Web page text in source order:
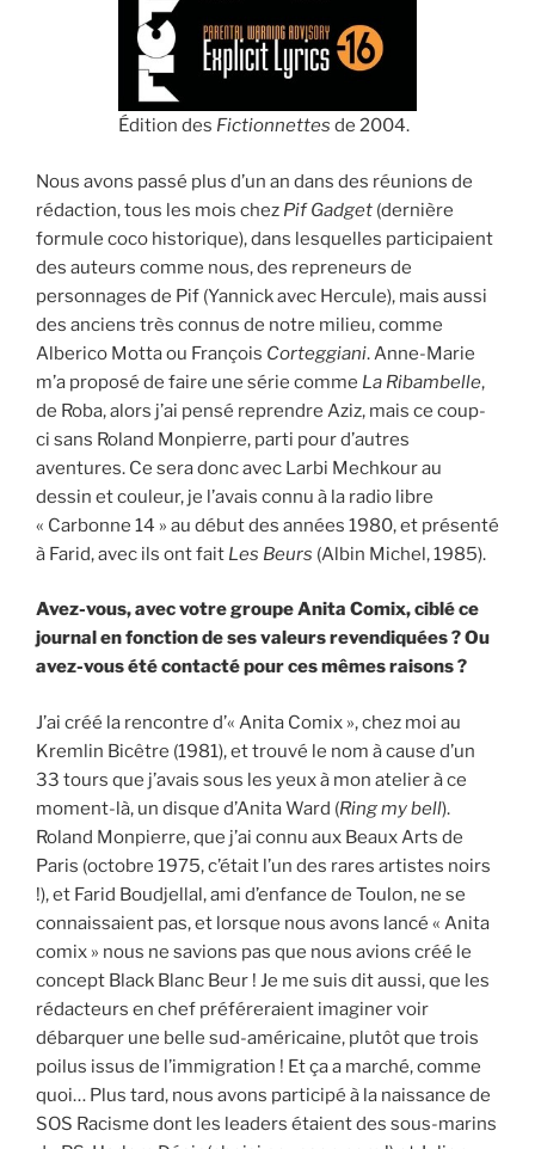
Édition des Fictionnettes de 2004.
Nous avons passé plus d’un an dans des réunions de
rédaction, tous les mois chez Pif Gadget (dernière
formule coco historique), dans lesquelles participaient
des auteurs comme nous, des repreneurs de
personnages de Pif (Yannick avec Hercule), mais aussi
des anciens très connus de notre milieu, comme
Alberico Motta ou François Corteggiani. Anne-Marie
m’a proposé de faire une série comme La Ribambelle,
de Roba, alors j’ai pensé reprendre Aziz, mais ce coup-
ci sans Roland Monpierre, parti pour d’autres
aventures. Ce sera donc avec Larbi Mechkour au
dessin et couleur, je l’avais connu à la radio libre
« Carbonne 14 » au début des années 1980, et présenté
à Farid, avec ils ont fait Les Beurs (Albin Michel, 1985).
Avez-vous, avec votre groupe Anita Comix, ciblé ce
journal en fonction de ses valeurs revendiquées ? Ou
avez-vous été contacté pour ces mêmes raisons ?
J’ai créé la rencontre d’« Anita Comix », chez moi au
Kremlin Bicêtre (1981), et trouvé le nom à cause d’un
33 tours que j’avais sous les yeux à mon atelier à ce
moment-là, un disque d’Anita Ward (Ring my bell).
Roland Monpierre, que j’ai connu aux Beaux Arts de
Paris (octobre 1975, c’était l’un des rares artistes noirs
!), et Farid Boudjellal, ami d’enfance de Toulon, ne se
connaissaient pas, et lorsque nous avons lancé « Anita
comix » nous ne savions pas que nous avions créé le
concept Black Blanc Beur ! Je me suis dit aussi, que les
rédacteurs en chef préféreraient imaginer voir
débarquer une belle sud-américaine, plutôt que trois
poilus issus de l’immigration ! Et ça a marché, comme
quoi… Plus tard, nous avons participé à la naissance de
SOS Racisme dont les leaders étaient des sous-marins